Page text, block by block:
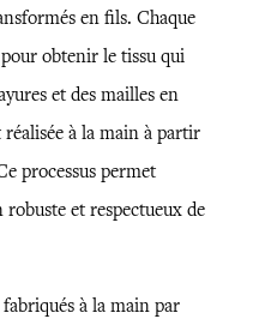
en fils. Chaque
obtenir le tissu qui
et des mailles en
à la main à partir
processus permet
et respectueux de
à la main par